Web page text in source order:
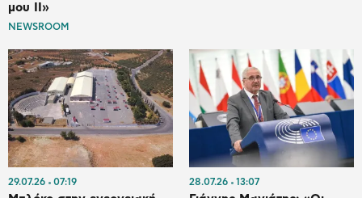
μου ΙΙ»
NEWSROOM
29.07.26 07:19 28.07.26 13:07